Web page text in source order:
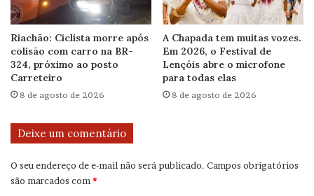
Riachão: Ciclista morre após
colisão com carro na BR-
324, próximo ao posto
Carreteiro
8 de agosto de 2026
A Chapada tem muitas vozes.
Em 2026, o Festival de
Lençóis abre o microfone
para todas elas
8 de agosto de 2026
Deixe um comentário
O seu endereço de e-mail não será publicado. Campos obrigatórios
são marcados com*